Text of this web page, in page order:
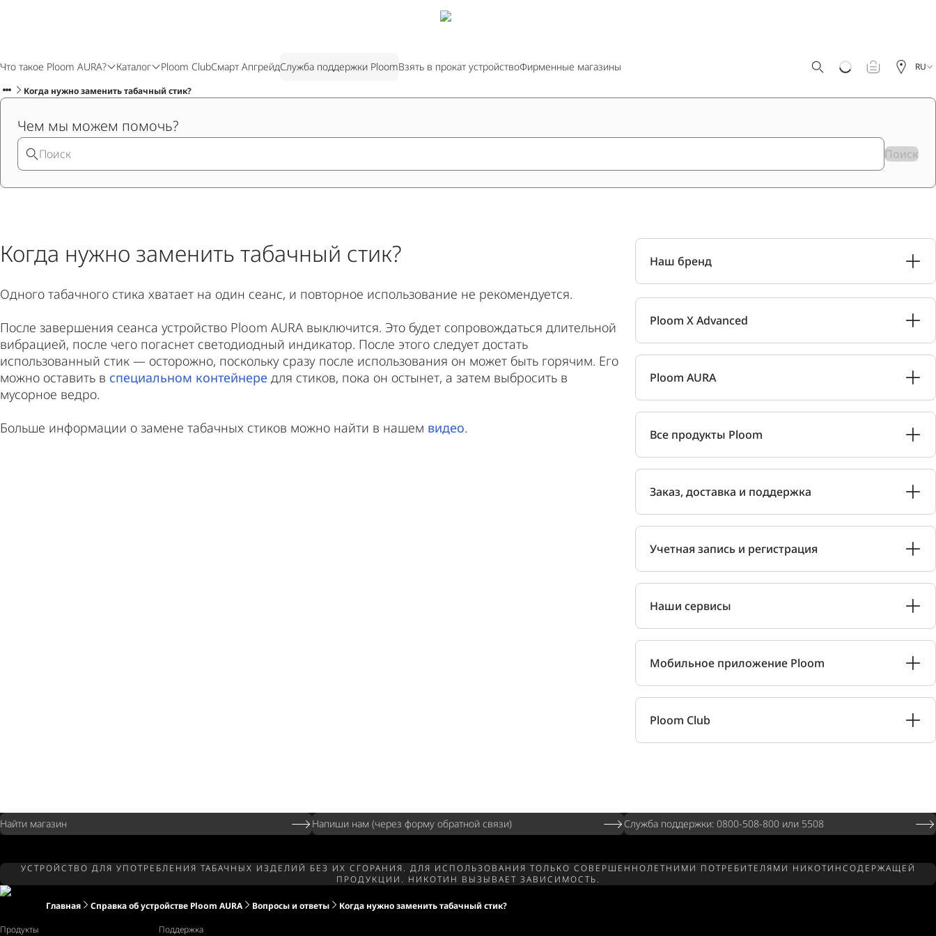
Что такое Ploom AURA? Каталог Ploom ClubСмарт АпгрейдСлужба поддержки PloomВзять в прокат устройствоФирменные магазины RU
Когда нужно заменить табачный стик?
Чем мы можем помочь?
Поиск
Когда нужно заменить табачный стик?
Одного табачного стика хватает на один сеанс, и повторное использование не рекомендуется.
После завершения сеанса устройство Ploom AURA выключится. Это будет сопровождаться длительной
вибрацией, после чего погаснет светодиодный индикатор. После этого следует достать
использованный стик — осторожно, поскольку сразу после использования он может быть горячим. Его
можно оставить в специальном контейнере для стиков, пока он остынет, а затем выбросить в
мусорное ведро.
Больше информации о замене табачных стиков можно найти в нашем видео.
Наш бренд
Ploom X Advanced
Ploom AURA
Все продукты Ploom
Заказ, доставка и поддержка
Учетная запись и регистрация
Наши сервисы
Мобильное приложение Ploom
Ploom Club
Найти магазин Напиши нам (через форму обратной связи) Служба поддержки: 0800-508-800 или 5508
УСТРОЙСТВО ДЛЯ УПОТРЕБЛЕНИЯ ТАБАЧНЫХ ИЗДЕЛИЙ БЕЗ ИХ СГОРАНИЯ. ДЛЯ ИСПОЛЬЗОВАНИЯ ТОЛЬКО СОВЕРШЕННОЛЕТНИМИ ПОТРЕБИТЕЛЯМИ НИКОТИНСОДЕРЖАЩЕЙ
ПРОДУКЦИИ. НИКОТИН ВЫЗЫВАЕТ ЗАВИСИМОСТЬ.
Главная Справка об устройстве Ploom AURA Вопросы и ответы
Когда нужно заменить табачный стик?
Продукты
Поддержка